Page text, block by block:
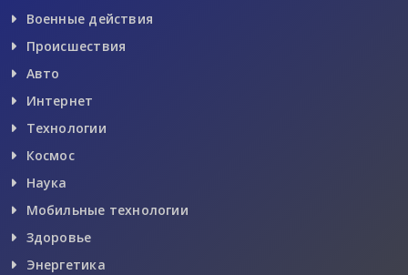
Военные действия
Происшествия
Авто
Интернет
Технологии
Космос
Наука
Мобильные технологии
Здоровье
Энергетика